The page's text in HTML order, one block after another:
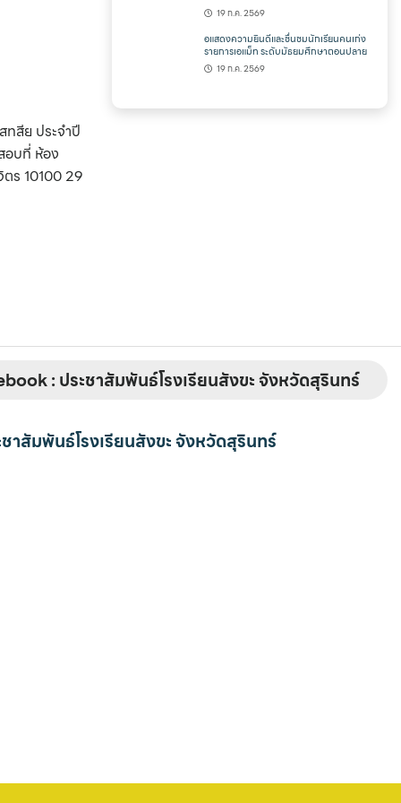
19 ก.ค. 2569
อแสดงความยินดีและชื่นชมนักเรียนคนเก่ง
รายการเอแม็ท ระดับมัธยมศึกษาตอนปลาย
19 ก.ค. 2569
: ประชาสัมพันธ์โรงเรียนสังขะ จังหวัดสุรินทร์
าสัมพันธ์โรงเรียนสังขะ จังหวัดสุรินทร์